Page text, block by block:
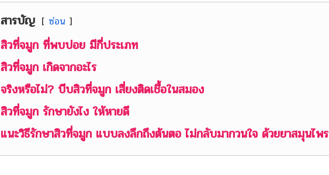
สารบัญ ซ่อน
สิวที่จมูก ที่พบบ่อย มีกี่ประเภท
สิวที่จมูก เกิดจากอะไร
จริงหรือไม่? บีบสิวที่จมูก เสี่ยงติดเชื้อในสมอง
สิวที่จมูก รักษายังไง ให้หายดี
แนะวิธีรักษาสิวที่จมูก แบบลงลึกถึงต้นตอ ไม่กลับมากวนใจ ด้วยยาสมุนไพร